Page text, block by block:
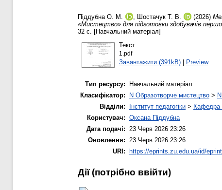
Піддубна О. М. , Шостачук Т. В. (2026)
«Мистецтво» для підготовки здобувачів
32 с. [Навчальний матеріал]
Текст
1.pdf
Завантажити (391kB)| Preview
Тип ресурсу:
Навчальний матеріал
Класифікатор:
N Образотворче мистецтво >
Відділи:
Інститут педагогіки > Кафедра
Користувач: Оксана Піддубна
Дата подачі: 23 Черв 2026 23:26
Оновлення: 23 Черв 2026 23:26
URI:
https://eprints.zu.edu.ua/id/
Дії ​​(потрібно ввійти)